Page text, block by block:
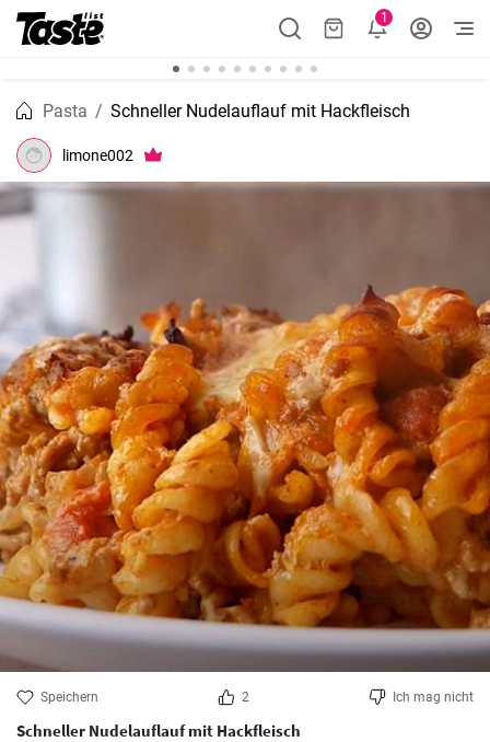
1
Pasta Schneller Nudelauflauf mit Hackfleisch
limone002
Speichern 2 Ich mag nicht
Schneller Nudelauflauf mit Hackfleisch